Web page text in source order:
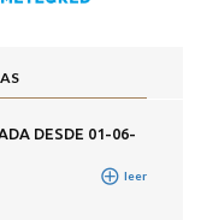
DESDE 01-06-
leer